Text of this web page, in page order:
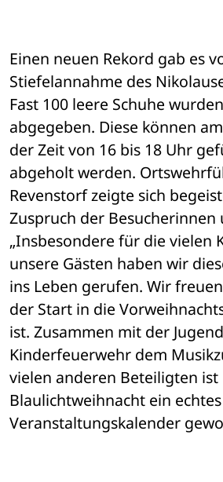
Einen neuen Rekord gab es
Stiefelannahme des
Fast 100 leere Schuhe
abgegeben. Diese können
der Zeit von 16 bis 18 Uhr
abgeholt werden.
Revenstorf zeigte sich
Zuspruch der Besucherinnen
„Insbesondere für die vielen
unsere Gästen haben wir
ins Leben gerufen. Wir
der Start in die
ist. Zusammen mit der
Kinderfeuerwehr dem
vielen anderen Beteiligten ist
Blaulichtweihnacht ein
Veranstaltungskalender